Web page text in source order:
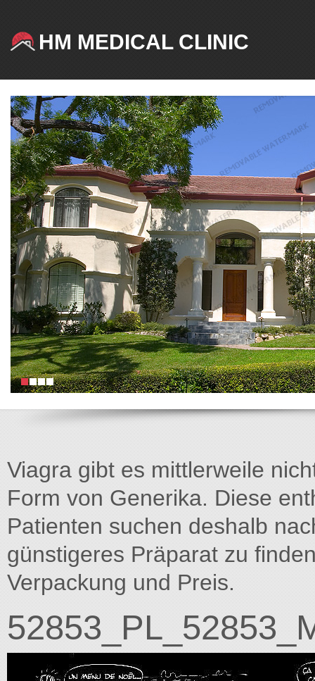
HM MEDICAL CLINIC
Viagra gibt es mittlerweile
Form von Generika. Diese
Patienten suchen deshalb
günstigeres Präparat zu
Verpackung und Preis.